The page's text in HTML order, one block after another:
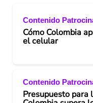
Contenido
Cómo Colombia
el celular
Contenido
Presupuesto para